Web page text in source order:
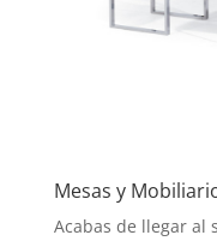
Mesas y
Acabas de llegar al